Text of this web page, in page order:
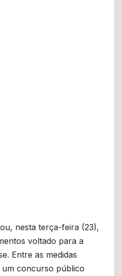
nesta terça-feira (23),
voltado para a
Entre as medidas
um concurso público